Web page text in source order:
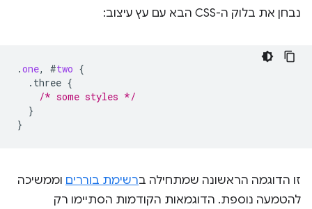
נבחן את בלוק ה-CSS הבא עם עץ עיצוב:
.one, #two {
.three {
/* some styles */
}
}
זו הדוגמה הראשונה שמתחילה ברשימת בוררים וממשיכה
להטמעה נוספת. הדוגמאות הקודמות הסתיימו רק